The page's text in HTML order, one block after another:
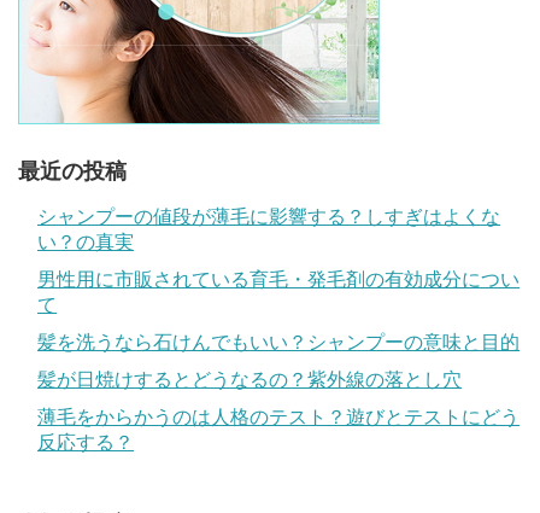
最近の投稿
シャンプーの値段が薄毛に影響する？しすぎはよくな
い？の真実
男性用に市販されている育毛・発毛剤の有効成分につい
て
髪を洗うなら石けんでもいい？シャンプーの意味と目的
髪が日焼けするとどうなるの？紫外線の落とし穴
薄毛をからかうのは人格のテスト？遊びとテストにどう
反応する？